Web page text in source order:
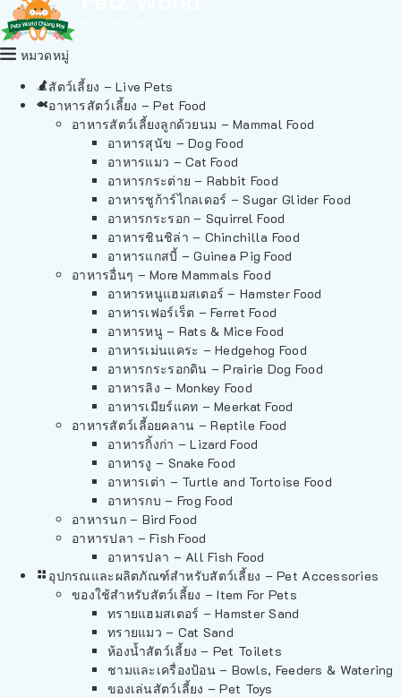
หมวดหมู่
สัตว์เลี้ยง – Live Pets
อาหารสัตว์เลี้ยง – Pet Food
อาหารสัตว์เลี้ยงลูกด้วยนม – Mammal Food
อาหารสุนัข – Dog Food
อาหารแมว – Cat Food
อาหารกระต่าย – Rabbit Food
อาหารชูก้าร์ไกลเดอร์ – Sugar Glider Food
อาหารกระรอก – Squirrel Food
อาหารชินชิล่า – Chinchilla Food
อาหารแกสบี้ – Guinea Pig Food
อาหารอื่นๆ – More Mammals Food
อาหารหนูแฮมสเตอร์ – Hamster Food
อาหารเฟอร์เร็ต – Ferret Food
อาหารหนู – Rats & Mice Food
อาหารเม่นแคระ – Hedgehog Food
อาหารกระรอกดิน – Prairie Dog Food
อาหารลิง – Monkey Food
อาหารเมียร์แคท – Meerkat Food
อาหารสัตว์เลี้อยคลาน – Reptile Food
อาหารกิ้งก่า – Lizard Food
อาหารงู – Snake Food
อาหารเต่า – Turtle and Tortoise Food
อาหารกบ – Frog Food
อาหารนก – Bird Food
อาหารปลา – Fish Food
อาหารปลา – All Fish Food
อุปกรณและผลิตภัณฑ์สำหรับสัตว์เลี้ยง – Pet Accessories
ของใช้สำหรับสัตว์เลี้ยง – Item For Pets
ทรายแฮมสเตอร์ – Hamster Sand
ทรายแมว – Cat Sand
ห้องน้ำสัตว์เลี้ยง – Pet Toilets
ชามและเครื่องป้อน – Bowls, Feeders & Watering
ของเล่นสัตว์เลี้ยง – Pet Toys